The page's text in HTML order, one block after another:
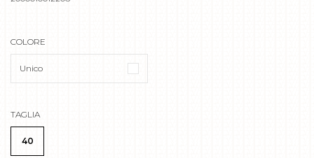
COLORE
Unico
TAGLIA
40